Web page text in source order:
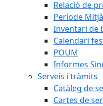
Relació de
Període
Inventari de
Calendari
POUM
Informes
Serveis i tràmits
Catàleg de
Cartes de